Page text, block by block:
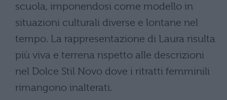
scuola, imponendosi come modello in
situazioni culturali diverse e lontane nel
tempo. La rappresentazione di Laura risulta
più viva e terrena rispetto alle descrizioni
nel Dolce Stil Novo dove i ritratti femminili
rimangono inalterati.